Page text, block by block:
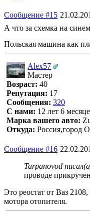
Сообщение #15
А что за схемка на
Польская машина как
Alex57
Мастер
Возраст: 40
Репутация: 17
Сообщения: 320
С нами: 12 лет 6
Марка вашего авто:
Откуда: Россия,город
Сообщение #16
Tarpanovod
проводе
Это реостат от Ваз
мотора отопителя.